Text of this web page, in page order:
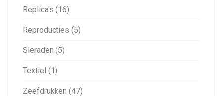
Replica's (16)
Reproducties (5)
Sieraden (5)
Textiel (1)
Zeefdrukken (47)